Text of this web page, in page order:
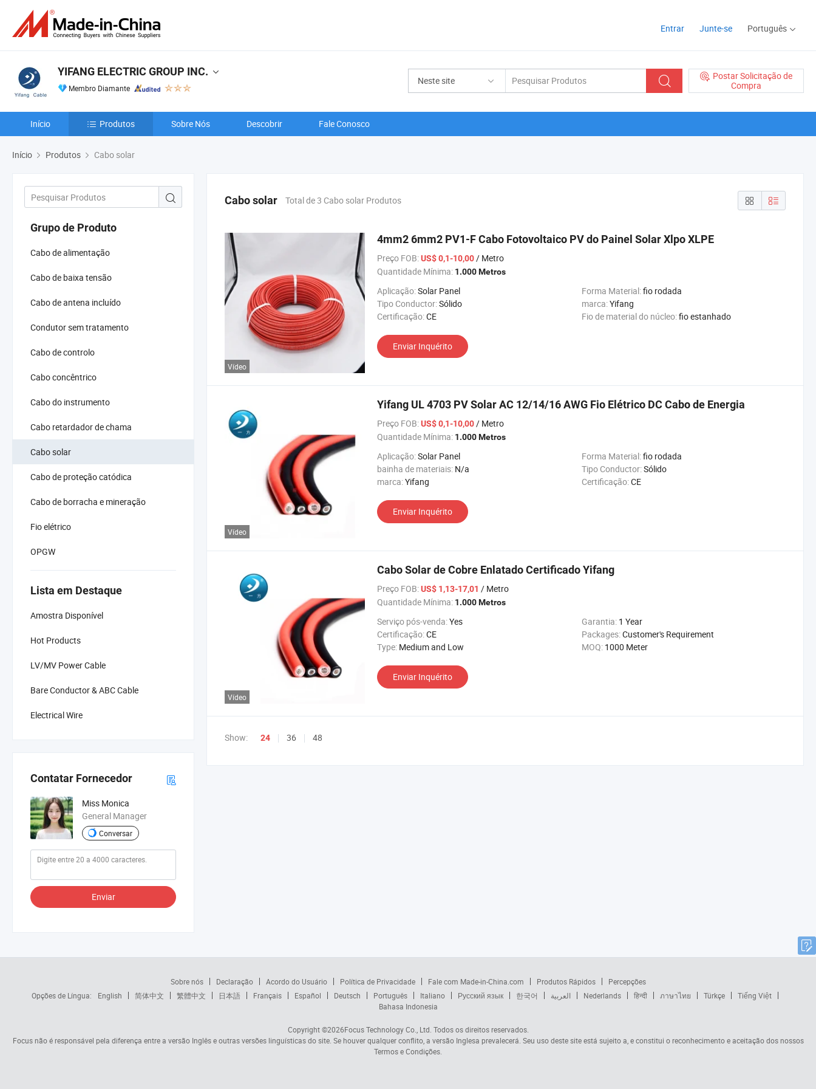
Entrar Junte-se Português
Neste site
Postar Solicitação de
Compra
YIFANG ELECTRIC GROUP INC.
Membro Diamante
Início Produtos Sobre Nós Descobrir Fale Conosco
Início Produtos Cabo solar
Grupo de Produto
Cabo de alimentação
Cabo de baixa tensão
Cabo de antena incluído
Condutor sem tratamento
Cabo de controlo
Cabo concêntrico
Cabo do instrumento
Cabo retardador de chama
Cabo solar
Cabo de proteção catódica
Cabo de borracha e mineração
Fio elétrico
OPGW
Lista em Destaque
Amostra Disponível
Hot Products
LV/MV Power Cable
Bare Conductor & ABC Cable
Electrical Wire
Contatar Fornecedor
Miss Monica
General Manager
Conversar
Enviar
Cabo solar Total de 3 Cabo solar Produtos
Vídeo
4mm2 6mm2 PV1-F Cabo Fotovoltaico PV do Painel Solar Xlpo XLPE
Preço FOB:US$ 0,1-10,00/ Metro
Quantidade Mínima: 1.000 Metros
Aplicação:Solar Panel Forma Material:fio rodada
Tipo Conductor:Sólido marca:Yifang
Certificação:CE Fio de material do núcleo:fio estanhado
Enviar Inquérito
Vídeo
Yifang UL 4703 PV Solar AC 12/14/16 AWG Fio Elétrico DC Cabo de Energia
Preço FOB:US$ 0,1-10,00/ Metro
Quantidade Mínima: 1.000 Metros
Aplicação:Solar Panel Forma Material:fio rodada
bainha de materiais: N/a Tipo Conductor:Sólido
marca:Yifang Certificação:CE
Enviar Inquérito
Vídeo
Cabo Solar de Cobre Enlatado Certificado Yifang
Preço FOB:US$ 1,13-17,01 / Metro
Quantidade Mínima: 1.000 Metros
Serviço pós-venda:Yes Garantia: 1 Year
Certificação:CE Packages:Customer's Requirement
Type: Medium and Low MOQ: 1000 Meter
Enviar Inquérito
Show: 24 36 48
Sobre nós Declaração Acordo do Usuário Política de Privacidade Fale com Made-in-China.com Produtos Rápidos
Percepções
Opções de Língua:
English 简体中文 繁體中文 日本語 Français Español Deutsch Português Italiano Русский язык 한국어 العربية Nederlands हिन्दी ภาษาไทย Türkçe
Tiếng Việt
Bahasa Indonesia
Copyright ©2026Focus Technology Co., Ltd. Todos os direitos reservados.
Focus não é responsável pela diferença entre a versão Inglês e outras versões linguísticas do site. Se houver qualquer conflito, a versão Inglesa prevalecerá. Seu uso deste site está sujeito a, e constitui o reconhecimento e aceitação dos nossos
Termos e Condições.